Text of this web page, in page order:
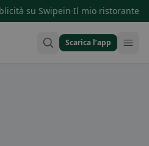
su Swipein·Il mio ristorante
Scarica l’app